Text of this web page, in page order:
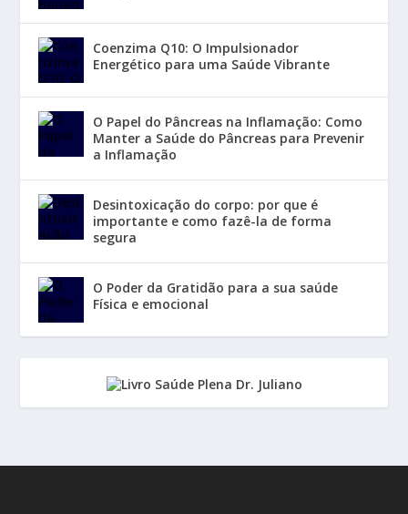
Coenzima Q10: O Impulsionador
Energético para uma Saúde Vibrante
O Papel do Pâncreas na Inflamação: Como
Manter a Saúde do Pâncreas para Prevenir
a Inflamação
Desintoxicação do corpo: por que é
importante e como fazê-la de forma
segura
O Poder da Gratidão para a sua saúde
Física e emocional